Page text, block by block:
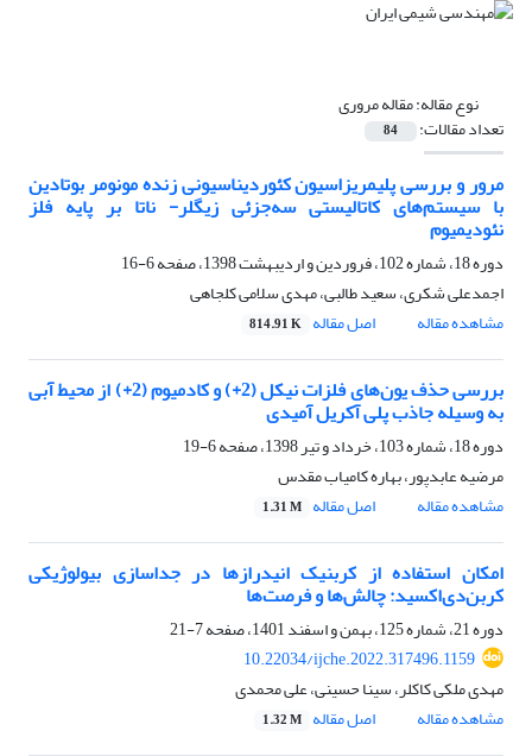
نوع مقاله:مقاله مروری
تعداد مقالات: 84
مرور و بررسی پلیمریزاسیون کئوردیناسیونی زنده مونومر بوتادین
با سیستم‌های کاتالیستی سه‌جزئی زیگلر- ناتا بر پایه فلز
نئودیمیوم
دوره 18، شماره 102، فروردین و اردیبهشت 1398، صفحه
6-16
اجمدعلی شکری، سعید طالبی، مهدی سلامی کلجاهی
مشاهده مقاله
اصل مقاله 814.91 K
بررسی حذف یون‌های فلزات نیکل (2+) و کادمیوم (2+) از محیط آبی
به وسیله جاذب پلی آکریل آمیدی
دوره 18، شماره 103، خرداد و تیر 1398، صفحه
6-19
مرضیه عابدپور، بهاره کامیاب مقدس
مشاهده مقاله
اصل مقاله 1.31 M
امکان استفاده از کربنیک انیدرازها در جداسازی بیولوژیکی
کربن‌دی‌اکسید: چالش‌ها و فرصت‌ها
دوره 21، شماره 125، بهمن و اسفند 1401، صفحه
7-21
10.22034/ijche.2022.317496.1159
مهدی ملکی کاکلر، سینا حسینی، علی محمدی
مشاهده مقاله
اصل مقاله 1.32 M